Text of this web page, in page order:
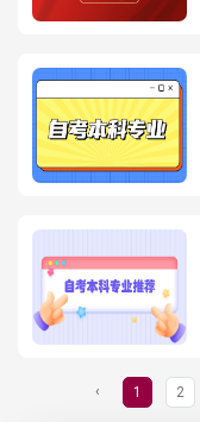
‹ 1 2